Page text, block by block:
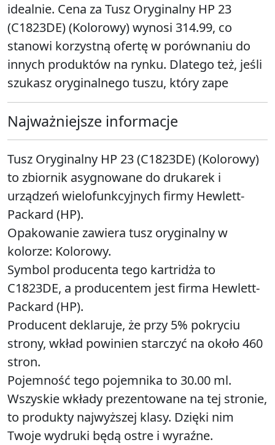
idealnie. Cena za Tusz Oryginalny HP 23
(C1823DE) (Kolorowy) wynosi 314.99, co
stanowi korzystną ofertę w porównaniu do
innych produktów na rynku. Dlatego też, jeśli
szukasz oryginalnego tuszu, który zape
Najważniejsze informacje
Tusz Oryginalny HP 23 (C1823DE) (Kolorowy)
to zbiornik asygnowane do drukarek i
urządzeń wielofunkcyjnych firmy Hewlett-
Packard (HP).
Opakowanie zawiera tusz oryginalny w
kolorze: Kolorowy.
Symbol producenta tego kartridża to
C1823DE, a producentem jest firma Hewlett-
Packard (HP).
Producent deklaruje, że przy 5% pokryciu
strony, wkład powinien starczyć na około 460
stron.
Pojemność tego pojemnika to 30.00 ml.
Wszyskie wkłady prezentowane na tej stronie,
to produkty najwyższej klasy. Dzięki nim
Twoje wydruki będą ostre i wyraźne.